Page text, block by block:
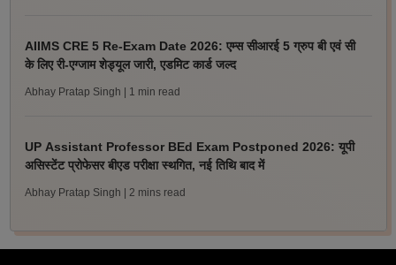
AIIMS CRE 5 Re-Exam Date 2026: एम्स सीआरई 5 ग्रुप बी एवं सी
के लिए री-एग्जाम शेड्यूल जारी, एडमिट कार्ड जल्द
Abhay Pratap Singh | 1 min read
UP Assistant Professor BEd Exam Postponed 2026: यूपी
असिस्टेंट प्रोफेसर बीएड परीक्षा स्थगित, नई तिथि बाद में
Abhay Pratap Singh | 2 mins read